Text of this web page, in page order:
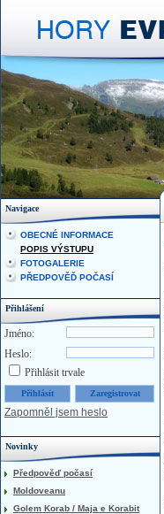
Navigace
OBECNÉ INFORMACE
POPIS VÝSTUPU
FOTOGALERIE
PŘEDPOVĚĎ POČASÍ
Přihlášení
Jméno:
Heslo:
Přihlásit trvale
Zapomněl jsem heslo
Novinky
Předpověď počasí
Moldoveanu
Golem Korab / Maja e Korabit